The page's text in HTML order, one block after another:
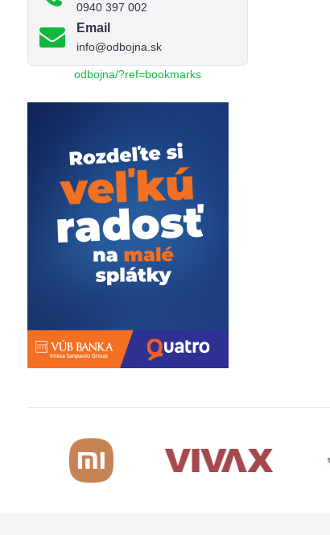
0940 397 002
Email
info@odbojna.sk
odbojna/?ref=bookmarks